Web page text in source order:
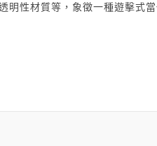
性材質等，象徵一種遊擊式